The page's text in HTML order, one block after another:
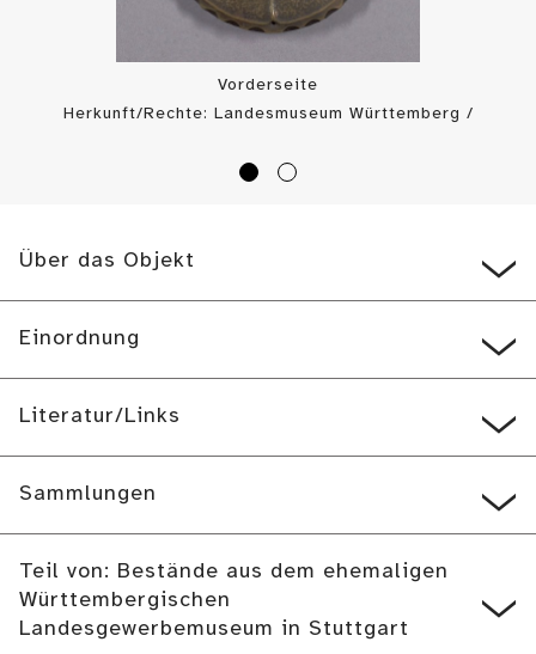
Vorderseite
Herkunft/Rechte: Landesmuseum Württemberg /
Über das Objekt
Einordnung
Literatur/Links
Sammlungen
Teil von: Bestände aus dem ehemaligen
Württembergischen
Landesgewerbemuseum in Stuttgart